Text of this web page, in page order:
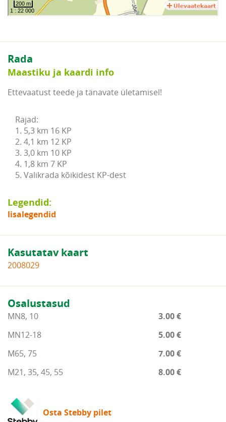
Rada
Maastiku ja kaardi info
Ettevaatust teede ja tänavate ületamisel!
Rajad:
1. 5,3 km 16 KP
2. 4,1 km 12 KP
3. 3,0 km 10 KP
4. 1,8 km 7 KP
5. Valikrada kõikidest KP-dest
Legendid:
lisalegendid
Kasutatav kaart
2008029
Osalustasud
MN8, 10
3.00 €
MN12-18
5.00 €
M65, 75
7.00 €
M21, 35, 45, 55
8.00 €
Osta Stebby pilet